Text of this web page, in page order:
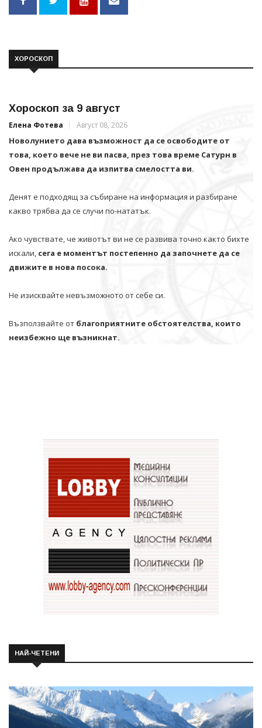
ХОРОСКОП
Хороскоп за 9 август
Елена Фотева Август 08, 2026
Новолунието дава възможност да се освободите от
това, което вече не ви пасва, през това време Сатурн в
Овен продължава да изпитва смелостта ви.
Денят е подходящ за събиране на информация и разбиране
какво трябва да се случи по-нататък.
Ако чувствате, че животът ви не се развива точно както бихте
искали, сега е моментът постепенно да започнете да се
движите в нова посока.
Не изисквайте невъзможното от себе си.
Възползвайте от благоприятните обстоятелства, които
неизбежно ще възникнат.
НАЙ-ЧЕТЕНИ